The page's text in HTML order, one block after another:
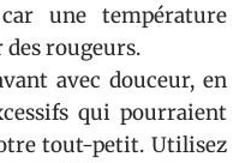
une température
rougeurs.
avec douceur, en
qui pourraient
tout-petit. Utilisez